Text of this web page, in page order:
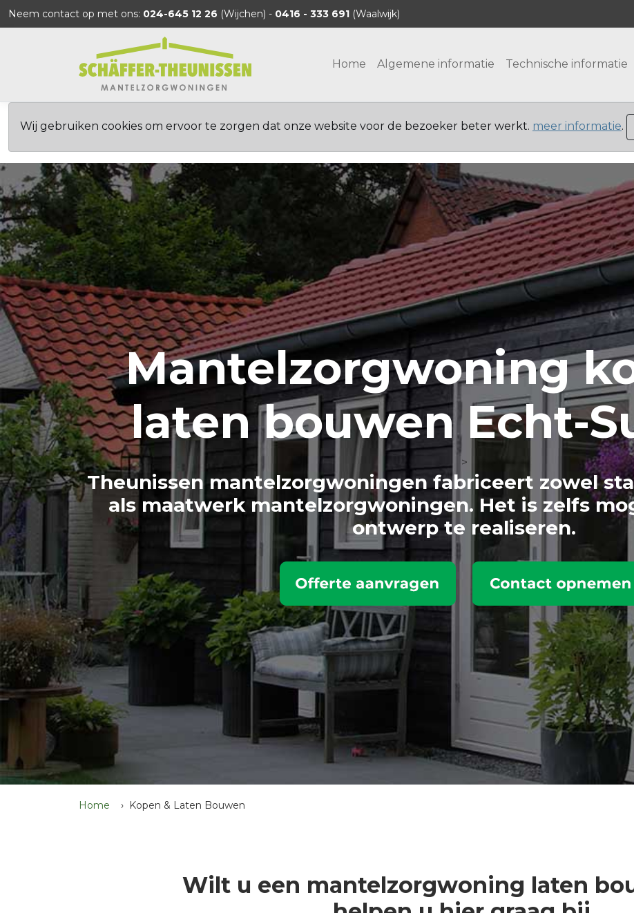
Neem contact op met ons: 024-645 12 26 (Wijchen) - 0416 - 333 691 (Waalwijk)
Home Algemene informatie Technische informatie
Wij gebruiken cookies om ervoor te zorgen dat onze website voor de bezoeker beter werkt. meer informatie.
Mantelzorgwoning
laten bouwen Echt-
>
Theunissen mantelzorgwoningen fabriceert zowel
als maatwerk mantelzorgwoningen. Het is zelfs
ontwerp te realiseren.
Home Kopen & Laten Bouwen
Wilt u een mantelzorgwoning laten